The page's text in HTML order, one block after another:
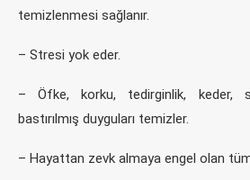
temizlenmesi sağlanır.
– Stresi yok eder.
– Öfke, korku, tedirginlik, keder,
bastırılmış duyguları temizler.
– Hayattan zevk almaya engel olan tüm